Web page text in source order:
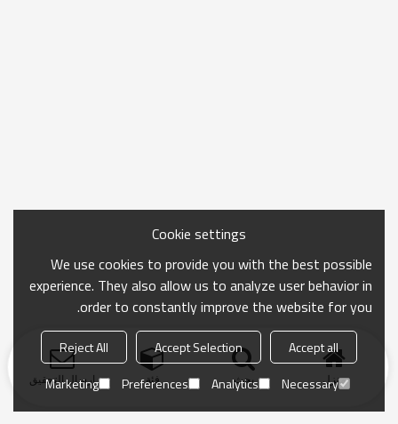
منزل بحث فئة ارسال التحقيق
Cookie settings
We use cookies to provide you with the best possible
experience. They also allow us to analyze user behavior in
order to constantly improve the website for you.
Accept all
Accept Selection
Reject All
Necessary
Analytics
Preferences
Marketing